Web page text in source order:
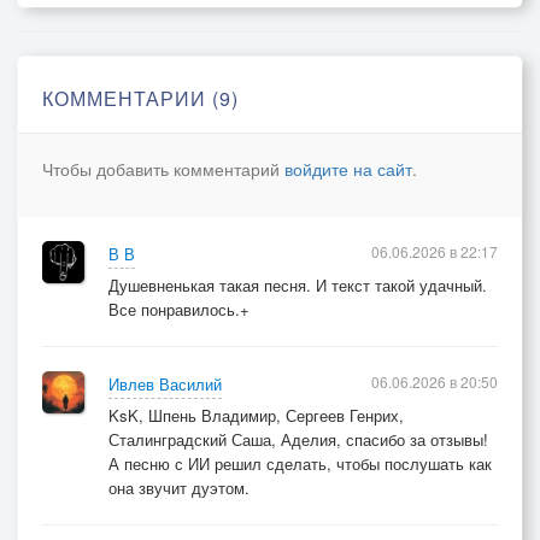
КОММЕНТАРИИ (9)
Чтобы добавить комментарий войдите на сайт.
В В
Душевненькая такая песня. И текст такой удачный.
Все понравилось.+
06.06.2026 в 22:17
Ивлев Василий
KsK, Шпень Владимир, Сергеев Генрих,
Сталинградский Саша, Аделия, спасибо за отзывы!
А песню с ИИ решил сделать, чтобы послушать как
она звучит дуэтом.
06.06.2026 в 20:50